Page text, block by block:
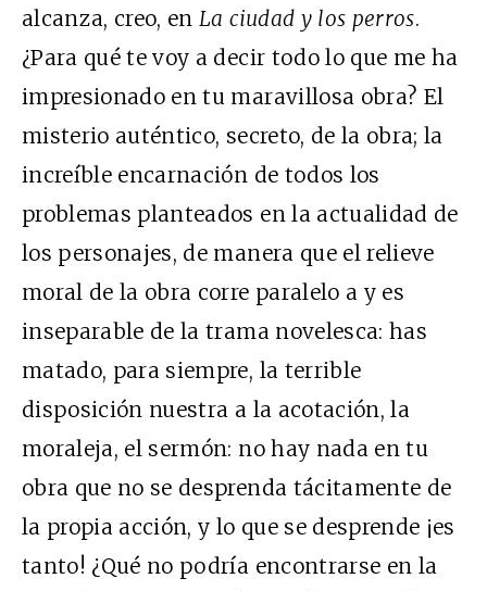
alcanza, creo, enLa ciudad y los perros.
¿Para qué te voy a decir todo lo que me ha
impresionado en tu maravillosa obra? El
misterio auténtico, secreto, de la obra; la
increíble encarnación de todos los
problemas planteados en la actualidad de
los personajes, de manera que el relieve
moral de la obra corre paralelo a y es
inseparable de la trama novelesca: has
matado, para siempre, la terrible
disposición nuestra a la acotación, la
moraleja, el sermón: no hay nada en tu
obra que no se desprenda tácitamente de
la propia acción, y lo que se desprende ¡es
tanto! ¿Qué no podría encontrarse en la